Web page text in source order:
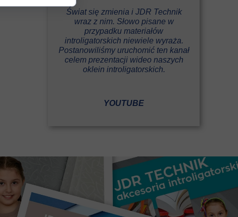
Świat się zmienia i JDR Technik
wraz z nim. Słowo pisane w
przypadku materiałów
introligatorskich niewiele wyraża.
Postanowiliśmy uruchomić ten kanał
celem prezentacji wideo naszych
oklein introligatorskich.
YOUTUBE